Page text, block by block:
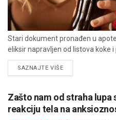
Stari dokument pronađen u
eliksir napravljen od listova koke i
SAZNAJTE VIŠEDETAILS
Zašto nam od straha lupa
reakciju tela na